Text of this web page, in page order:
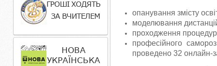
опанування змісту
моделювання
проходження
професійного
проведено 32 онлайн-